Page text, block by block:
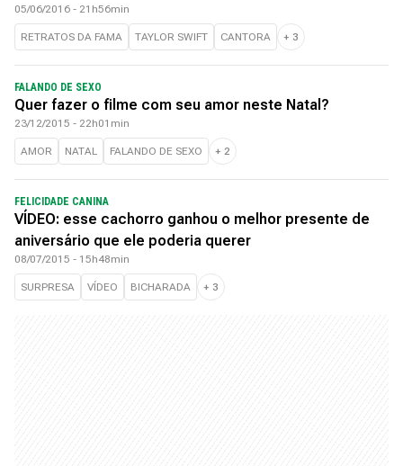
05/06/2016 - 21h56min
RETRATOS DA FAMA TAYLOR SWIFT CANTORA + 3
FALANDO DE SEXO
Quer fazer o filme com seu amor neste Natal?
23/12/2015 - 22h01min
AMOR NATAL FALANDO DE SEXO + 2
FELICIDADE CANINA
VÍDEO: esse cachorro ganhou o melhor presente de
aniversário que ele poderia querer
08/07/2015 - 15h48min
SURPRESA VÍDEO BICHARADA + 3